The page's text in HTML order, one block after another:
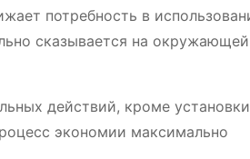
потребность в
сказывается на
действий, кроме
экономии максимально